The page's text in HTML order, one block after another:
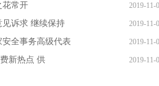
花常开 2019-11-
诉求 继续保持 2019-11-
全事务高级代表 2019-11-
新热点 供 2019-11-